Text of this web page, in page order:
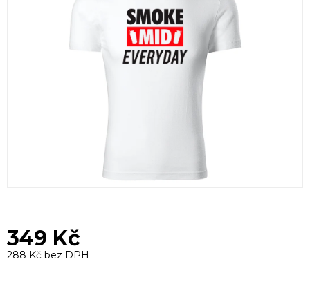
hvězdiček.
349 Kč
288 Kč bez DPH